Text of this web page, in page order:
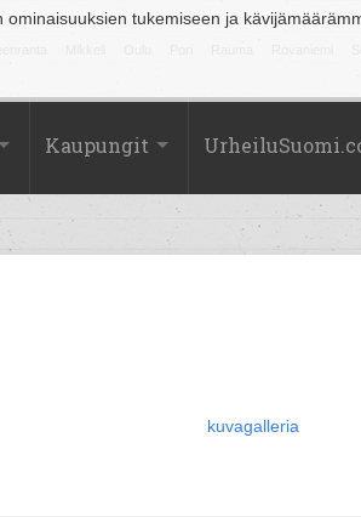
tukemiseen ja
Kaupungit
kuvagalleria